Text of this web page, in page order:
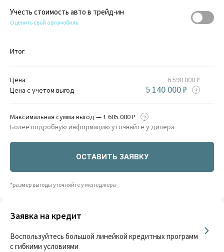
Учесть стоимость авто в трейд-ин
Оценить свой автомобиль
Итог
Цена
6 590 000 ₽
Цена с учетом выгод
5 140 000 ₽
Максимальная сумма выгод — 1 605 000 ₽
Более подробную информацию уточняйте у дилера
ОСТАВИТЬ ЗАЯВКУ
*размер выгоды уточняйте у менеджера
Заявка на кредит
Воспользуйтесь большой линейкой кредитных программ
с гибкими условиями